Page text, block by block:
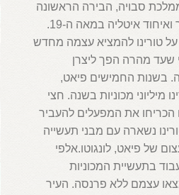
סבויה, הבירה הראשונה
של איטליה והכוח מאחורי שחרור ואיחוד איטליה במאה ה-19.
טורינו להמציא עצמה מחדש
שעד מהרה הפך ליצרן
בשנות החמישים פיאט,
מיליוני מכוניות בשנה. חצי
הכריחו את המפעלים להעביר
נשארה עם מבני תעשייה
של פיאט, לונגוטו.אלפי
בתעשיית המכוניות
עצמם ללא פרנסה. העיר